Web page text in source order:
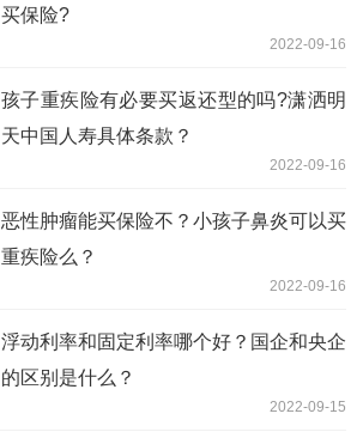
买保险?
2022-09-16
孩子重疾险有必要买返还型的吗?潇洒明
天中国人寿具体条款？
2022-09-16
恶性肿瘤能买保险不？小孩子鼻炎可以买
重疾险么？
2022-09-16
浮动利率和固定利率哪个好？国企和央企
的区别是什么？
2022-09-15